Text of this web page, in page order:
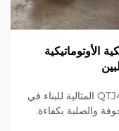
الأوتوماتيكية
اكتشف آلة الكتل الأوتوماتيكية الكاملة QTJ4-18 المثالية للبناء في
والصلبة بكفاءة.